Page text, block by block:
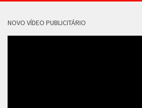
NOVO VÍDEO PUBLICITÁRIO